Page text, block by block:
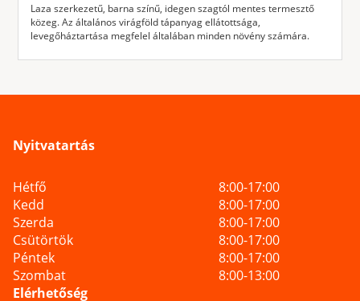
Laza szerkezetű, barna színű, idegen szagtól mentes termesztő
közeg. Az általános virágföld tápanyag ellátottsága,
levegőháztartása megfelel általában minden növény számára.
Nyitvatartás
Hétfő
8:00-17:00
Kedd
8:00-17:00
Szerda
8:00-17:00
Csütörtök
8:00-17:00
Péntek
8:00-17:00
Szombat
8:00-13:00
Elérhetőség